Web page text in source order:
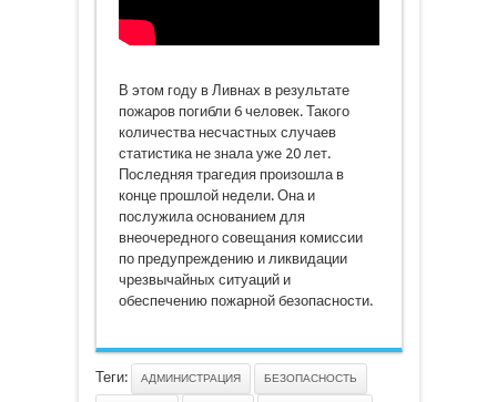
В этом году в Ливнах в результате
пожаров погибли 6 человек. Такого
количества несчастных случаев
статистика не знала уже 20 лет.
Последняя трагедия произошла в
конце прошлой недели. Она и
послужила основанием для
внеочередного совещания комиссии
по предупреждению и ликвидации
чрезвычайных ситуаций и
обеспечению пожарной безопасности.
Теги: АДМИНИСТРАЦИЯ БЕЗОПАСНОСТЬ